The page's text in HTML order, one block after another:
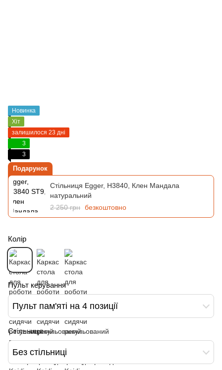
Новинка
Хіт
залишилося 23 дні
3
3
Подарунок
Стільниця Egger, H3840, Клен Мандала
натуральний
2 250 грн безкоштовно
Колір
Пульт керування
Пульт пам'яті на 4 позиції
Стільниця
Без стільниці